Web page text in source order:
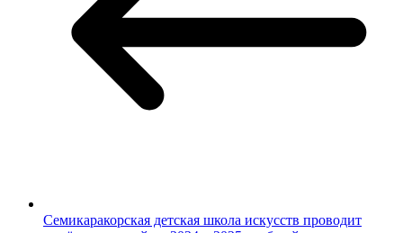
Семикаракорская детская школа искусств проводит